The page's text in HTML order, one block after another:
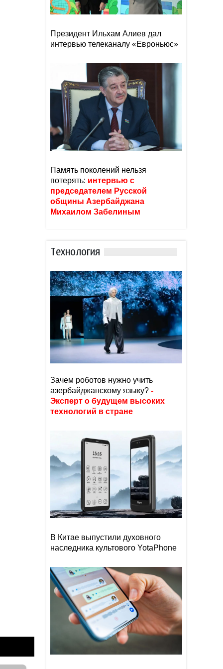
Президент Ильхам Алиев дал
интервью телеканалу «Евроньюс»
Память поколений нельзя
потерять: интервью с
председателем Русской
общины Азербайджана
Михаилом Забелиным
Тexнoлoгия
Зачем роботов нужно учить
азербайджанскому языку? -
Эксперт о будущем высоких
технологий в стране
В Китае выпустили духовного
наследника культового YotaPhone